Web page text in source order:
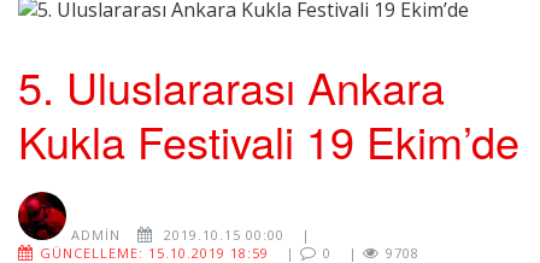
5. Uluslararası Ankara
Kukla Festivali 19 Ekim’de
ADMIN 2019.10.15 00:00
|
GÜNCELLEME: 15.10.2019 18:59
| 0 | 9708